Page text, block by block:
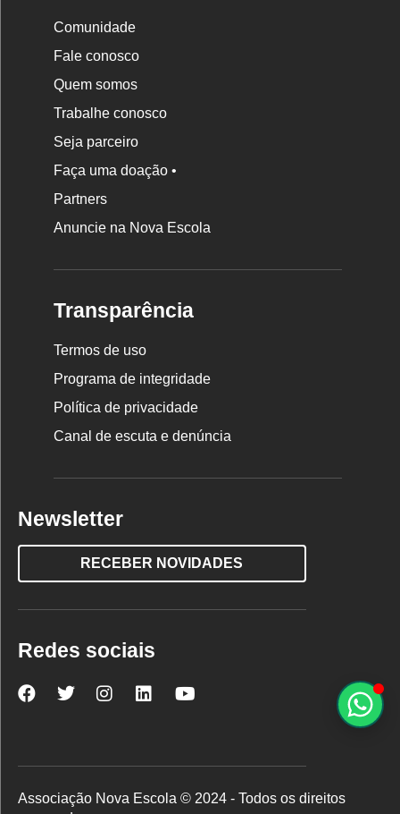
Comunidade
Fale conosco
Quem somos
Trabalhe conosco
Seja parceiro
Faça uma doação •
Partners
Anuncie na Nova Escola
Transparência
Termos de uso
Programa de integridade
Política de privacidade
Canal de escuta e denúncia
Newsletter
RECEBER NOVIDADES
Redes sociais
Nova
Facebook
Nova
Twitter
Nova
Instagram
Nova
LinkedInYouTube
Associação Nova Escola © 2024 - Todos os direitos